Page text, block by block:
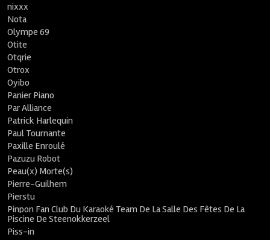
nixxx
Nota
Olympe 69
Otite
Otqrie
Otrox
Oyibo
Panier Piano
Par Alliance
Patrick Harlequin
Paul Tournante
Paxille Enroulé
Pazuzu Robot
Peau(x) Morte(s)
Pierre-Guilhem
Pierstu
Pinpon Fan Club Du Karaoké Team De La Salle Des Fêtes De La
Piscine De Steenokkerzeel
Piss-in